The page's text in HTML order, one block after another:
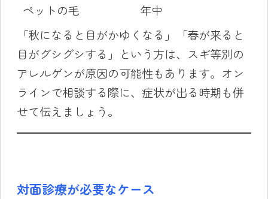
ペットの毛
年中
「秋になると目がかゆくなる」「春が来ると
目がグシグシする」という方は、スギ等別の
アレルゲンが原因の可能性もあります。オン
ラインで相談する際に、症状が出る時期も併
せて伝えましょう。
対面診療が必要なケース